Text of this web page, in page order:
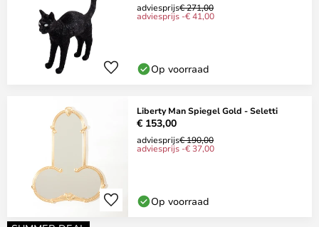
adviesprijs€ 271,00
adviesprijs -€ 41,00
Op voorraad
Liberty Man Spiegel Gold - Seletti
€ 153,00
adviesprijs€ 190,00
adviesprijs -€ 37,00
Op voorraad